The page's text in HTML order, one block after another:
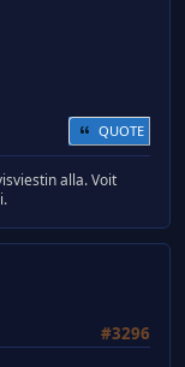
QUOTE
alla. Voit
#3296